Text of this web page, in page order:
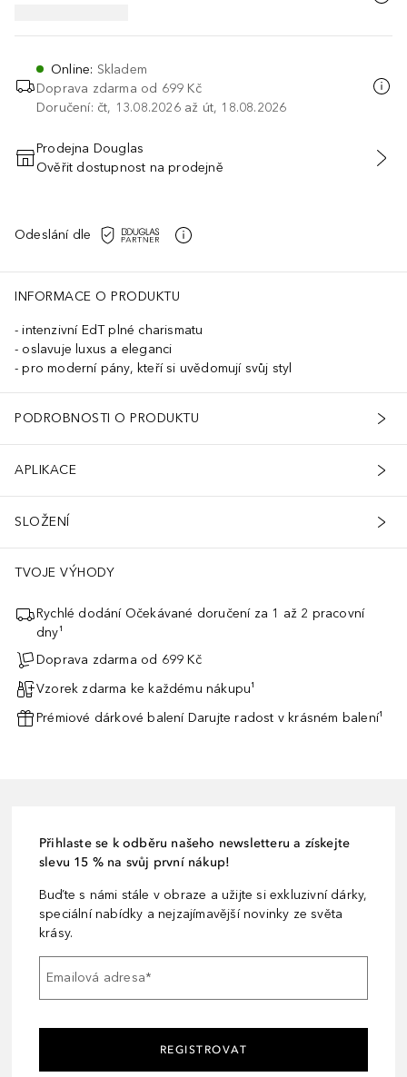
Online: Skladem
Doprava zdarma od 699 Kč
Doručení: čt, 13.08.2026 až út, 18.08.2026
PŘIDAT DO KOŠÍKU
Prodejna Douglas
Ověřit dostupnost na prodejně
Odeslání dle
INFORMACE O PRODUKTU
intenzivní EdT plné charismatu
oslavuje luxus a eleganci
pro moderní pány, kteří si uvědomují svůj styl
PODROBNOSTI O PRODUKTU
APLIKACE
SLOŽENÍ
TVOJE VÝHODY
Rychlé dodání Očekávané doručení za 1 až 2 pracovní
dny¹
Doprava zdarma od 699 Kč
Vzorek zdarma ke každému nákupu¹
Prémiové dárkové balení Darujte radost v krásném balení¹
Přihlaste se k odběru našeho newsletteru a získejte
slevu 15 % na svůj první nákup!
Buďte s námi stále v obraze a užijte si exkluzivní dárky,
speciální nabídky a nejzajímavější novinky ze světa
krásy.
Emailová adresa*
REGISTROVAT